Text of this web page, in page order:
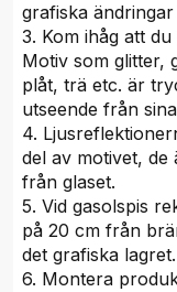
grafiska
3. Kom ihåg att
Motiv som glitter,
plåt, trä etc. är
utseende från
4.
del av motivet,
från glaset.
5. Vid gasolspis
på 20 cm från
det grafiska lagret.
6. Montera